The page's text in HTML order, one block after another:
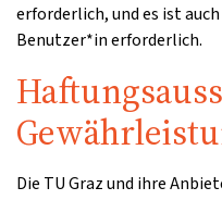
erforderlich, und es ist
Benutzer*in erforderlich.
Die TU Graz und ihre